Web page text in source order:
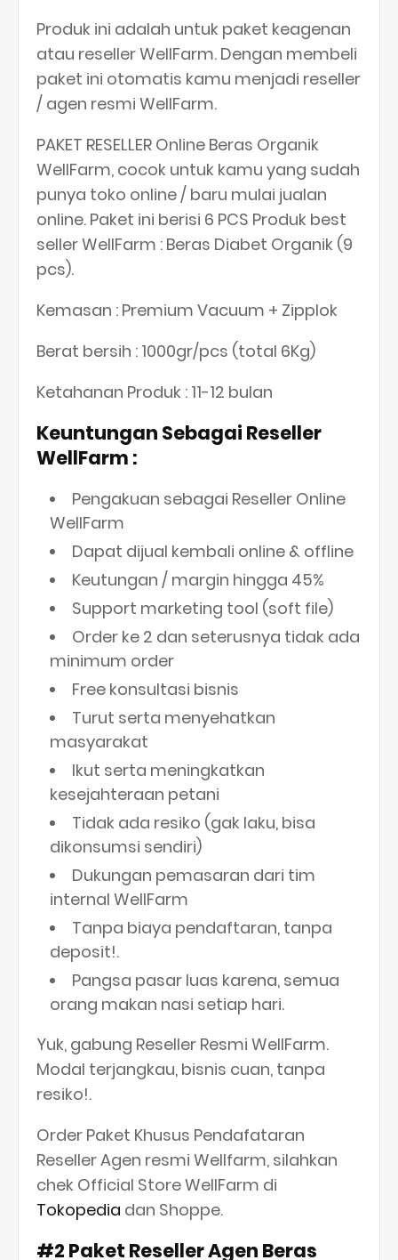
Produk ini adalah untuk paket keagenan
atau reseller WellFarm. Dengan membeli
paket ini otomatis kamu menjadi reseller
/ agen resmi WellFarm.
PAKET RESELLER Online Beras Organik
WellFarm, cocok untuk kamu yang sudah
punya toko online / baru mulai jualan
online. Paket ini berisi 6 PCS Produk best
seller WellFarm : Beras Diabet Organik (9
pcs).
Kemasan : Premium Vacuum + Zipplok
Berat bersih : 1000gr/pcs (total 6Kg)
Ketahanan Produk : 11-12 bulan
Keuntungan Sebagai Reseller
WellFarm :
Pengakuan sebagai Reseller Online
WellFarm
Dapat dijual kembali online & offline
Keutungan / margin hingga 45%
Support marketing tool (soft file)
Order ke 2 dan seterusnya tidak ada
minimum order
Free konsultasi bisnis
Turut serta menyehatkan
masyarakat
Ikut serta meningkatkan
kesejahteraan petani
Tidak ada resiko (gak laku, bisa
dikonsumsi sendiri)
Dukungan pemasaran dari tim
internal WellFarm
Tanpa biaya pendaftaran, tanpa
deposit!.
Pangsa pasar luas karena, semua
orang makan nasi setiap hari.
Yuk, gabung Reseller Resmi WellFarm.
Modal terjangkau, bisnis cuan, tanpa
resiko!.
Order Paket Khusus Pendafataran
Reseller Agen resmi Wellfarm, silahkan
chek Official Store WellFarm di
Tokopedia dan Shoppe.
#2 Paket Reseller Agen Beras